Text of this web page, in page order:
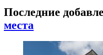
Последние
места